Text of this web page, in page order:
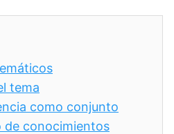
tema
como conjunto
de conocimientos